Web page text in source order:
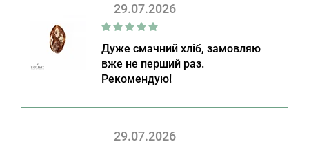
29.07.2026
Дуже смачний хліб, замовляю
вже не перший раз.
Рекомендую!
29.07.2026